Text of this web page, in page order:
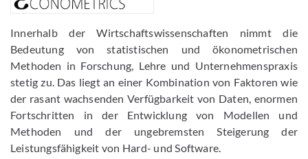
Innerhalb der Wirtschaftswissenschaften nimmt die
Bedeutung von statistischen und ökonometrischen
Methoden in Forschung, Lehre und Unternehmenspraxis
stetig zu. Das liegt an einer Kombination von Faktoren wie
der rasant wachsenden Verfügbarkeit von Daten, enormen
Fortschritten in der Entwicklung von Modellen und
Methoden und der ungebremsten Steigerung der
Leistungsfähigkeit von Hard- und Software.